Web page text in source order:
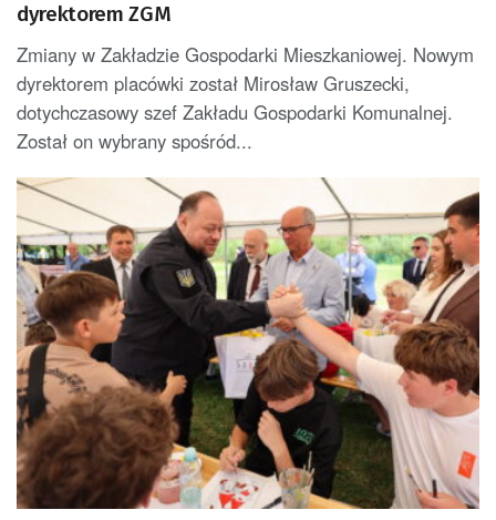
dyrektorem ZGM
Zmiany w Zakładzie Gospodarki Mieszkaniowej. Nowym
dyrektorem placówki został Mirosław Gruszecki,
dotychczasowy szef Zakładu Gospodarki Komunalnej.
Został on wybrany spośród...